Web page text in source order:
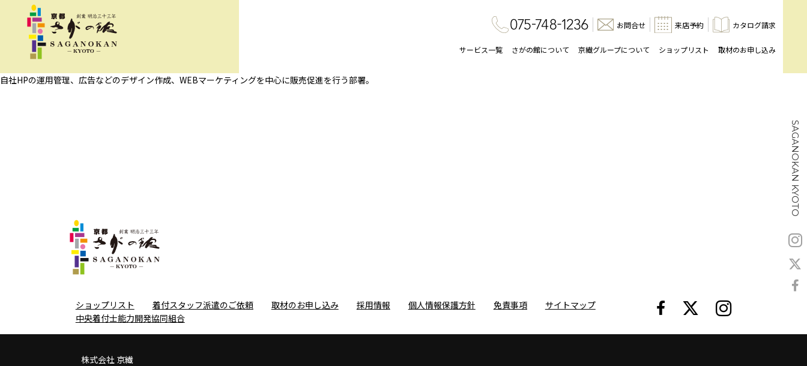
お問合せ 来店予約 カタログ請求
サービス一覧 さがの館について 京繊グループについて ショップリスト 取材のお申し込み
自社HPの運用管理、広告などのデザイン作成、WEBマーケティングを中心に販売促進を行う部署。
SAGANOKAN KYOTO
ショップリスト 着付スタッフ派遣のご依頼 取材のお申し込み 採用情報 個人情報保護方針 免責事項
サイトマップ
中央着付士能力開発協同組合
株式会社 京繊